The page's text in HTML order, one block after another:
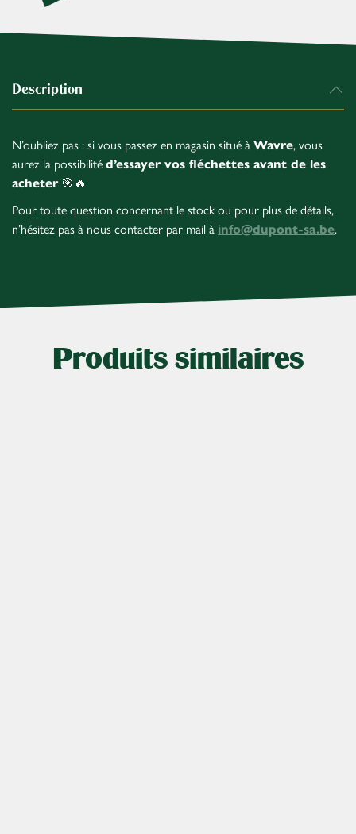
Description
N’oubliez pas : si vous passez en magasin situé à Wavre, vous
aurez la possibilité d’essayer vos fléchettes avant de les
acheter🎯🔥
Pour toute question concernant le stock ou pour plus de détails,
n’hésitez pas à nous contacter par mail à info@dupont-sa.be.
Produits similaires